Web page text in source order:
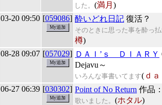
した。 (満月 )
03-20 09:50 [059086] 酔いどれ日記 復活？
そのときに思った事を酔っ
樽)
08-28 09:07 [057029] ＤＡＩ’ｓ ＤＩＡＲＹ
Dejavu～
いろんな事書いてます( ｄａ
06-27 06:39 [030302] Point of No Return 作品
歌いました。 (ホタル)